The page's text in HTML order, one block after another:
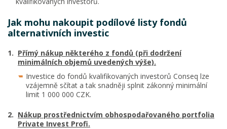
Jak mohu nakoupit podílové listy fondů
alternativních investic
Přímý nákup některého z fondů (při dodržení
minimálních objemů uvedených výše).
Investice do fondů kvalifikovaných investorů Conseq lze
vzájemně sčítat a tak snadněji splnit zákonný minimální
limit 1 000 000 CZK.
Nákup prostřednictvím obhospodařovaného portfolia
Private Invest Profi.